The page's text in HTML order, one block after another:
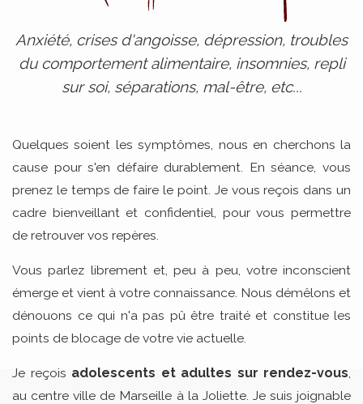
Anxiété, crises d'angoisse, dépression, troubles
du comportement alimentaire, insomnies, repli
sur soi, séparations, mal-être, etc...
Quelques soient les symptômes, nous en cherchons la
cause pour s'en défaire durablement. En séance, vous
prenez le temps de faire le point. Je vous reçois dans un
cadre bienveillant et confidentiel, pour vous permettre
de retrouver vos repères.
Vous parlez librement et, peu à peu, votre inconscient
émerge et vient à votre connaissance. Nous démêlons et
dénouons ce qui n'a pas pû être traité et constitue les
points de blocage de votre vie actuelle.
Je reçois adolescents et adultes sur rendez-vous,
au centre ville de Marseille à la Joliette. Je suis joignable